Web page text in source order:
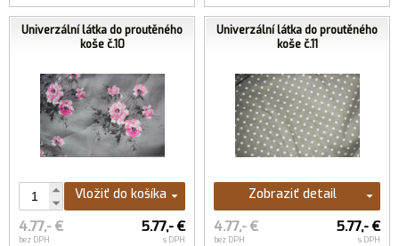
Univerzální látka do proutěného
koše č.10
Vložiť do košíka
4.77,- €
bez DPH
5.77,- €
s DPH
Univerzální látka do proutěného
koše č.11
Zobraziť detail
4.77,- €
bez DPH
5.77,- €
s DPH